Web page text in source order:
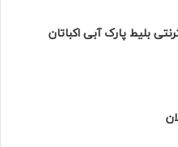
بلیط پارک آبی اکباتان